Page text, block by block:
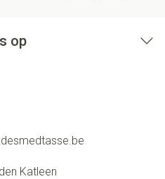
op
Katleen